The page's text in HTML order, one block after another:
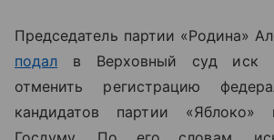
Председатель партии «Родина»
подал в Верховный суд иск
отменить регистрацию
кандидатов партии